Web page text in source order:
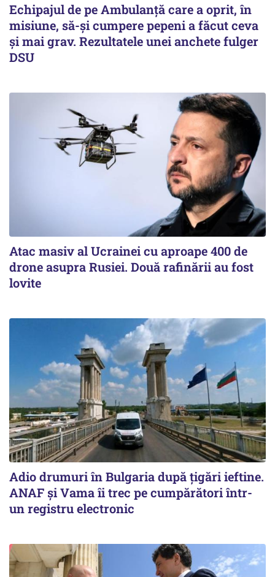
Echipajul de pe Ambulanță care a oprit, în
misiune, să-și cumpere pepeni a făcut ceva
și mai grav. Rezultatele unei anchete fulger
DSU
Atac masiv al Ucrainei cu aproape 400 de
drone asupra Rusiei. Două rafinării au fost
lovite
Adio drumuri în Bulgaria după țigări ieftine.
ANAF și Vama îi trec pe cumpărători într-
un registru electronic